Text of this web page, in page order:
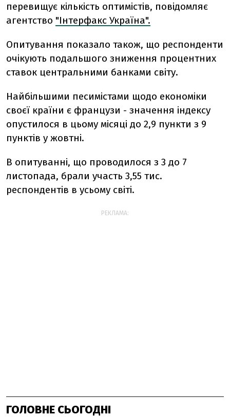
перевищує кількість оптимістів, повідомляє
агентство "Інтерфакс Україна".
Опитування показало також, що респонденти
очікують подальшого зниження процентних
ставок центральними банками світу.
Найбільшими песимістами щодо економіки
своєї країни є французи - значення індексу
опустилося в цьому місяці до 2,9 пункти з 9
пунктів у жовтні.
В опитуванні, що проводилося з 3 до 7
листопада, брали участь 3,55 тис.
респондентів в усьому світі.
РЕКЛАМА:
ГОЛОВНЕ СЬОГОДНІ